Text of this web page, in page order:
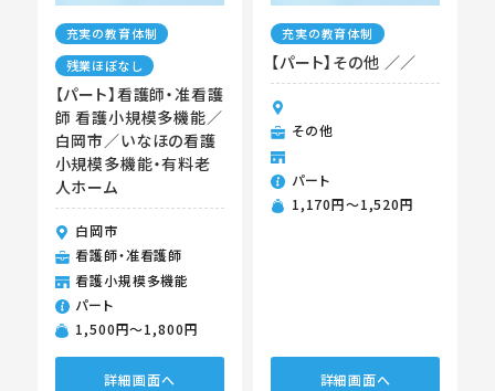
充実の教育体制
残業ほぼなし
【パート】看護師・准看護
師 看護小規模多機能／
白岡市／いなほの看護
小規模多機能・有料老
人ホーム
白岡市
看護師・准看護師
看護小規模多機能
パート
1,500円〜1,800円
詳細画面へ
充実の教育体制
【パート】その他 ／／
その他
パート
1,170円〜1,520円
詳細画面へ